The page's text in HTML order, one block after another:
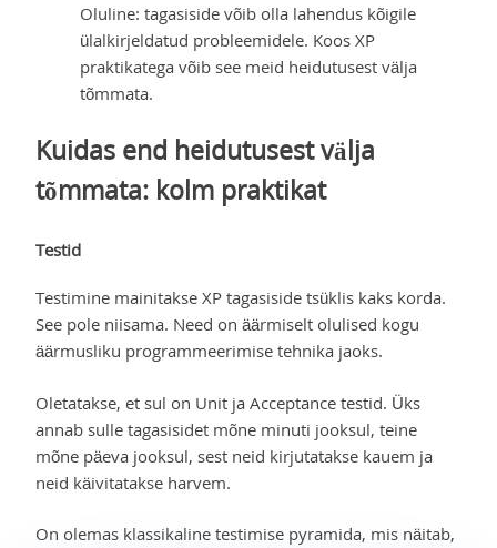
Oluline: tagasiside võib olla lahendus kõigile
ülalkirjeldatud probleemidele. Koos XP
praktikatega võib see meid heidutusest välja
tõmmata.
Kuidas end heidutusest välja
tõmmata: kolm praktikat
Testid
Testimine mainitakse XP tagasiside tsüklis kaks korda.
See pole niisama. Need on äärmiselt olulised kogu
äärmusliku programmeerimise tehnika jaoks.
Oletatakse, et sul on Unit ja Acceptance testid. Üks
annab sulle tagasisidet mõne minuti jooksul, teine
mõne päeva jooksul, sest neid kirjutatakse kauem ja
neid käivitatakse harvem.
On olemas klassikaline testimise pyramida, mis näitab,